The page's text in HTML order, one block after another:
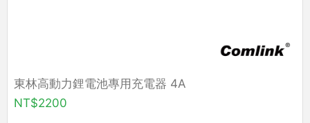
東林高動力鋰電池專用充電器 4A
NT$2200